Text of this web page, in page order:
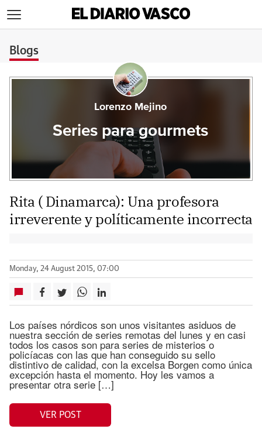
Blogs
Lorenzo Mejino
Series para gourmets
Rita ( Dinamarca): Una profesora
irreverente y políticamente incorrecta
Monday, 24 August 2015, 07:00
Los países nórdicos son unos visitantes asiduos de
nuestra sección de series remotas del lunes y en casi
todos los casos son para series de misterios o
policíacas con las que han conseguido su sello
distintivo de calidad, con la excelsa Borgen como única
excepción hasta el momento. Hoy les vamos a
presentar otra serie […]
VER POST